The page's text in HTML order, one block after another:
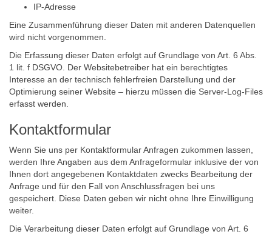
IP-Adresse
Eine Zusammenführung dieser Daten mit anderen Datenquellen
wird nicht vorgenommen.
Die Erfassung dieser Daten erfolgt auf Grundlage von Art. 6 Abs.
1 lit. f DSGVO. Der Websitebetreiber hat ein berechtigtes
Interesse an der technisch fehlerfreien Darstellung und der
Optimierung seiner Website – hierzu müssen die Server-Log-Files
erfasst werden.
Kontaktformular
Wenn Sie uns per Kontaktformular Anfragen zukommen lassen,
werden Ihre Angaben aus dem Anfrageformular inklusive der von
Ihnen dort angegebenen Kontaktdaten zwecks Bearbeitung der
Anfrage und für den Fall von Anschlussfragen bei uns
gespeichert. Diese Daten geben wir nicht ohne Ihre Einwilligung
weiter.
Die Verarbeitung dieser Daten erfolgt auf Grundlage von Art. 6